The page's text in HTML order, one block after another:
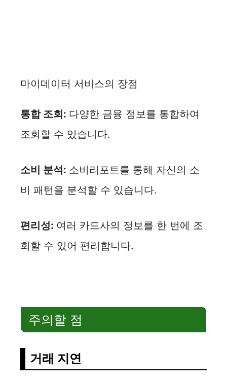
마이데이터 서비스의 장점
통합 조회: 다양한 금융 정보를 통합하여
조회할 수 있습니다.
소비 분석: 소비리포트를 통해 자신의 소
비 패턴을 분석할 수 있습니다.
편리성: 여러 카드사의 정보를 한 번에 조
회할 수 있어 편리합니다.
주의할 점
거래 지연